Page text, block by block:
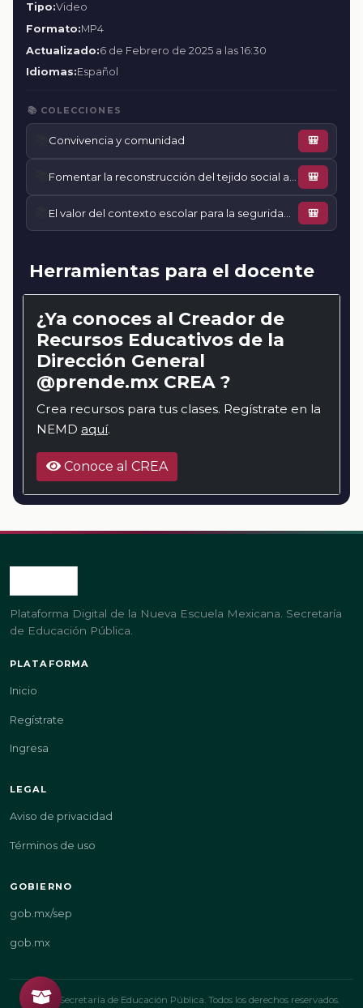
Tipo:Video
Formato:MP4
Actualizado:6 de Febrero de 2025 a las 16:30
Idiomas:Español
📚 COLECCIONES
Convivencia y comunidad 🎒
🎒
🎒
Herramientas para el docente
¿Ya conoces al Creador de
Recursos Educativos de la
Dirección General
@prende.mx CREA ?
Crea recursos para tus clases. Regístrate en la
NEMD aquí.
Conoce al CREA
Plataforma Digital de la Nueva Escuela Mexicana. Secretaría
de Educación Pública.
PLATAFORMA
Inicio
Regístrate
Ingresa
LEGAL
Aviso de privacidad
Términos de uso
GOBIERNO
gob.mx/sep
gob.mx
© 2026 Secretaría de Educación Pública. Todos los derechos reservados.